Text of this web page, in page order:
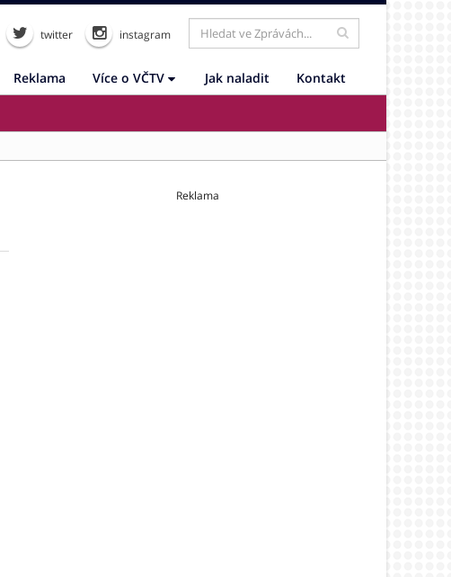
twitter instagram
Reklama Více o VČTV Jak naladit Kontakt
Reklama